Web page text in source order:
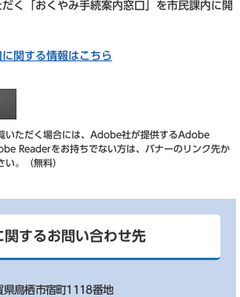
く「おくやみ手続案内窓口」を市民課内に開
関する情報はこちら
いただく場合には、Adobe社が提供するAdobe
Readerをお持ちでない方は、バナーのリンク先か
い。（無料）
関するお問い合わせ先
鳥栖市宿町1118番地